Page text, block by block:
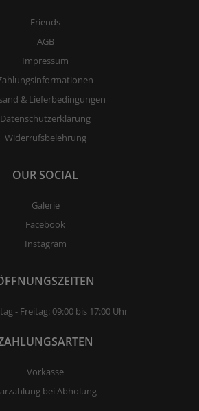
Friends
AGB
Impressum
& Lieferbedingungen
Datenschutzerklärung
Widerrufsbelehrung
OUR SOCIAL
Galerie
Facebook
Instagram
- Freitag: 09:00 bis 17:00 Uhr
Vorkasse
bei Abholung